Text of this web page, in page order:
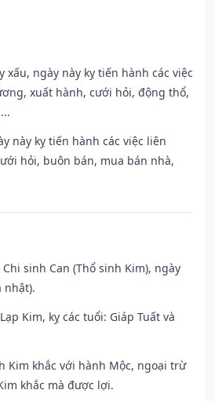
xấu, ngày này kỵ tiến hành các việc
xuất hành, cưới hỏi, động thổ,
này kỵ tiến hành các việc liên
hỏi, buôn bán, mua bán nhà,
sinh Can (Thổ sinh Kim), ngày
nhật).
Kim, kỵ các tuổi: Giáp Tuất và
Kim khắc với hành Mộc, ngoại trừ
khắc mà được lợi.